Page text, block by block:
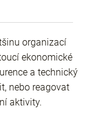
organizací
ekonomické
a technický
nebo reagovat
aktivity.